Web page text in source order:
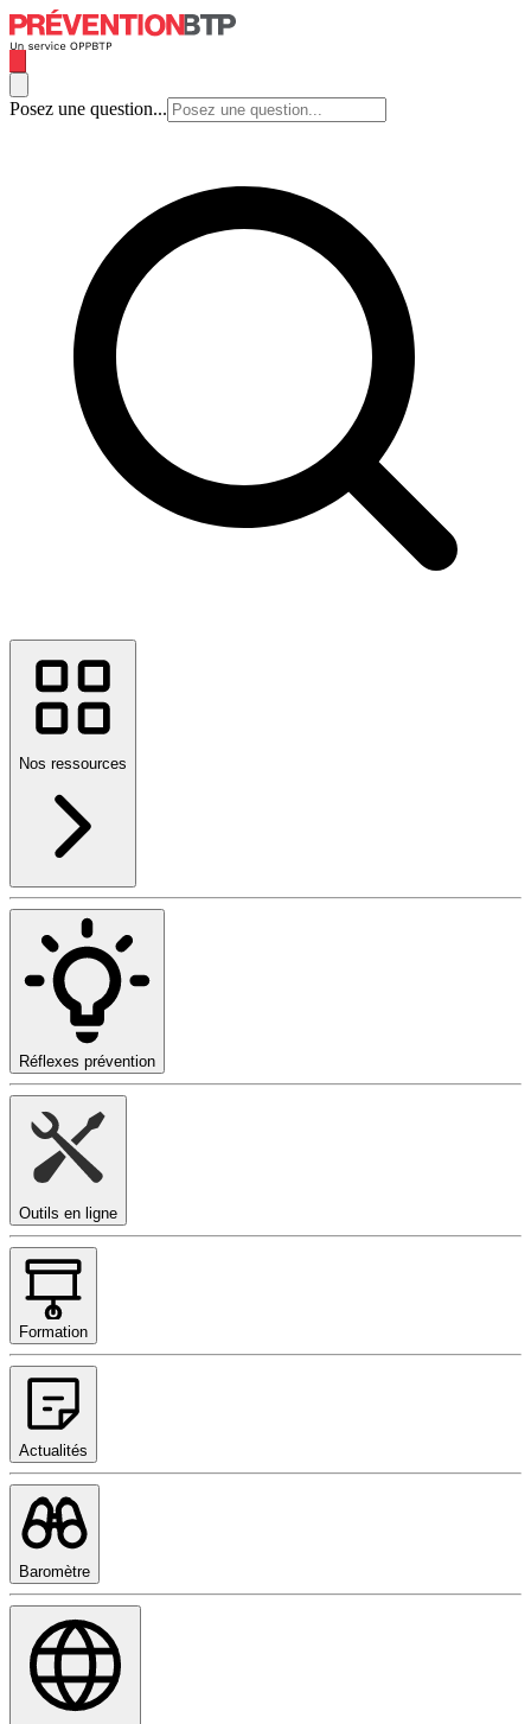
Posez une question...
Nos ressources
Réflexes prévention
Outils en ligne
Formation
Actualités
Baromètre